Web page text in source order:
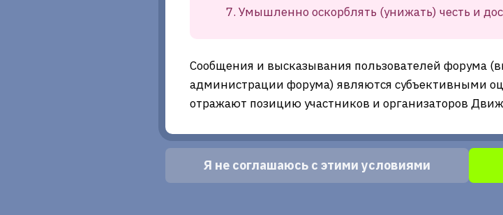
Умышленно оскорблять (унижать) честь и
Сообщения и высказывания пользователей форума
администрации форума) являются субъективными
отражают позицию участников и организаторов